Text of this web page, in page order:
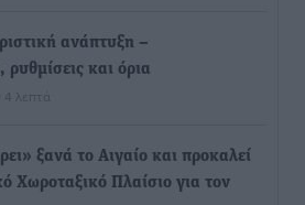
ανάπτυξη –
ρυθμίσεις και όρια
4 λεπτά
ξανά το Αιγαίο και προκαλεί
Χωροταξικό Πλαίσιο για τον